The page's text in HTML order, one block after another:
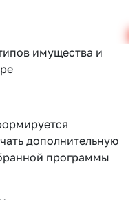
имущества и
дополнительную
программы